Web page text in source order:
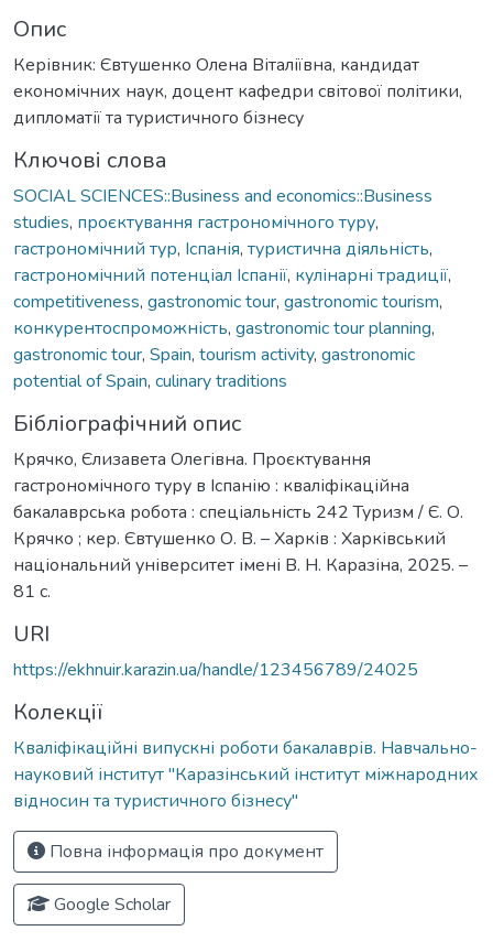
Опис
Керівник: Євтушенко Олена Віталіївна, кандидат
економічних наук, доцент кафедри світової політики,
дипломатії та туристичного бізнесу
Ключові слова
SOCIAL SCIENCES::Business and economics::Business
studies, проєктування гастрономічного туру,
гастрономічний тур, Іспанія, туристична діяльність,
гастрономічний потенціал Іспанії, кулінарні традиції,
competitiveness, gastronomic tour, gastronomic tourism,
конкурентоспроможність, gastronomic tour planning,
gastronomic tour, Spain, tourism activity, gastronomic
potential of Spain, culinary traditions
Бібліографічний опис
Крячко, Єлизавета Олегівна. Проєктування
гастрономічного туру в Іспанію : кваліфікаційна
бакалаврська робота : спеціальність 242 Туризм / Є. О.
Крячко ; кер. Євтушенко О. В. – Харків : Харківський
національний університет імені В. Н. Каразіна, 2025. –
81 с.
URI
https://ekhnuir.karazin.ua/handle/123456789/24025
Колекції
Кваліфікаційні випускні роботи бакалаврів. Навчально-
науковий інститут "Каразінський інститут міжнародних
відносин та туристичного бізнесу"
Повна інформація про документ
Google Scholar